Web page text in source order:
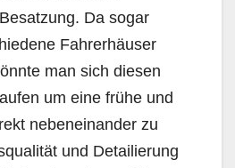
Da sogar
Fahrerhäuser
man sich diesen
um eine frühe und
nebeneinander zu
und Detailierung